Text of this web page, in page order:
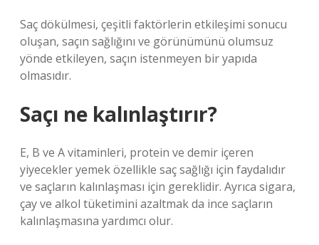
Saç dökülmesi, çeşitli faktörlerin etkileşimi sonucu
oluşan, saçın sağlığını ve görünümünü olumsuz
yönde etkileyen, saçın istenmeyen bir yapıda
olmasıdır.
Saçı ne kalınlaştırır?
E, B ve A vitaminleri, protein ve demir içeren
yiyecekler yemek özellikle saç sağlığı için faydalıdır
ve saçların kalınlaşması için gereklidir. Ayrıca sigara,
çay ve alkol tüketimini azaltmak da ince saçların
kalınlaşmasına yardımcı olur.